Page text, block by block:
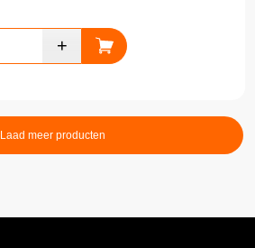
Laad meer producten